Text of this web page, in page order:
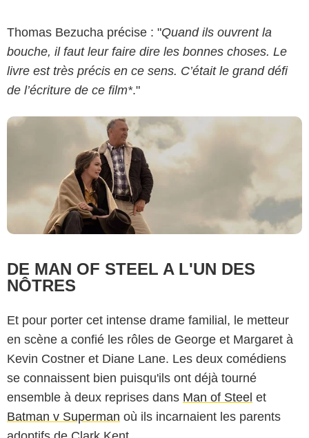
Thomas Bezucha précise : "Quand ils ouvrent la
bouche, il faut leur faire dire les bonnes choses. Le
livre est très précis en ce sens. C’était le grand défi
de l’écriture de ce film*."
DE MAN OF STEEL A L'UN DES
NÔTRES
Et pour porter cet intense drame familial, le metteur
en scène a confié les rôles de George et Margaret à
Kevin Costner et Diane Lane. Les deux comédiens
se connaissent bien puisqu'ils ont déjà tourné
ensemble à deux reprises dans Man of Steel et
Batman v Superman où ils incarnaient les parents